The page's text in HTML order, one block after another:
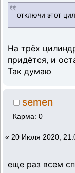
отключи этот
На трёх
придётся, и
Так думаю
semen
Карма: 0
« 20 Июля 2020,
еще раз всем